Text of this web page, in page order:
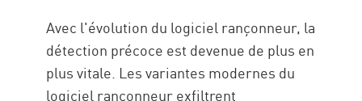
Avec l'évolution du logiciel rançonneur, la
détection précoce est devenue de plus en
plus vitale. Les variantes modernes du
logiciel rançonneur exfiltrent